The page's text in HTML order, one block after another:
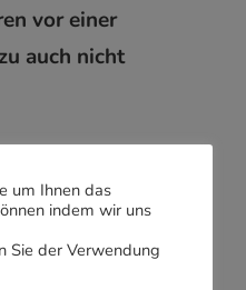
vor einer
auch nicht
um Ihnen das
indem wir uns
Sie der Verwendung